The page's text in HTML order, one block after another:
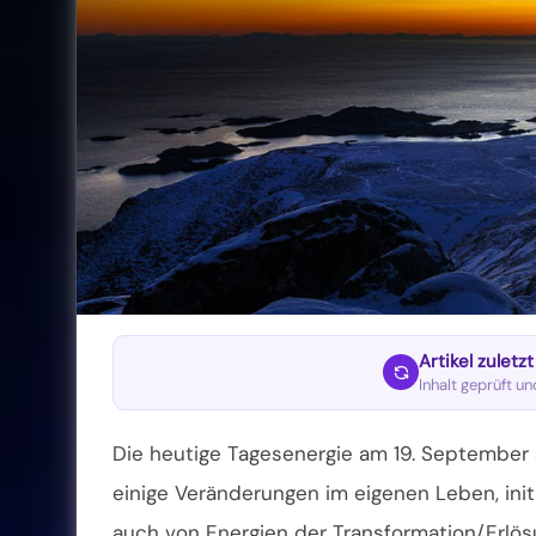
Artikel
Inhalt geprüft
Die heutige Tagesenergie am 19.
einige Veränderungen im eigenen Leben,